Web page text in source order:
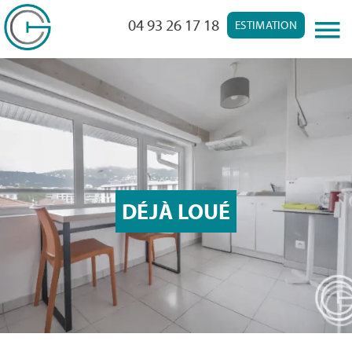
ESTIMATION
04 93 26 17 18
DÉJÀ LOUÉ